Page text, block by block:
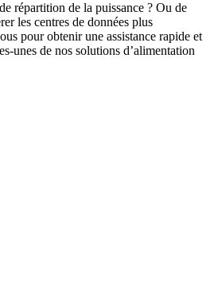
répartition de la puissance ? Ou de
les centres de données plus
pour obtenir une assistance rapide et
unes de nos solutions d’alimentation